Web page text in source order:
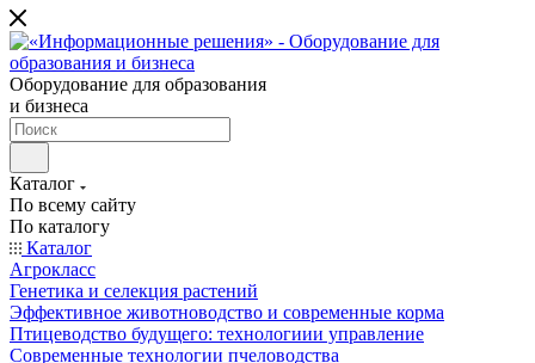
Оборудование для образования
и бизнеса
Каталог
По всему сайту
По каталогу
Каталог
Агрокласс
Генетика и селекция растений
Эффективное животноводство и современные корма
Птицеводство будущего: технологиии управление
Современные технологии пчеловодства